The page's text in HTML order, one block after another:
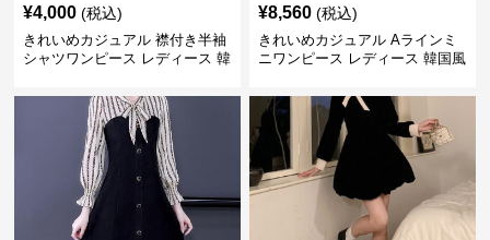
¥4,000 (税込)
きれいめカジュアル 襟付き半袖
シャツワンピース レディース 韓
ト ウエストマーク スタイルアッ
プ Aライン 小柄さん◎
¥8,560 (税込)
きれいめカジュアル Aラインミ
ニワンピース レディース 韓国風
上丈 春秋 ウエストマーク 上品
エレガント